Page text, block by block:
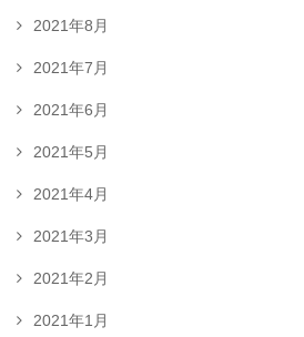
2021年8月
2021年7月
2021年6月
2021年5月
2021年4月
2021年3月
2021年2月
2021年1月